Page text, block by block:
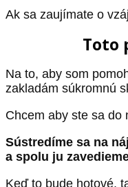
Ak sa zaujímate o
Toto
Na to, aby som
zakladám súkromnú
Chcem aby ste sa do
Sústredíme sa na
a spolu ju
Keď to bude hotové,